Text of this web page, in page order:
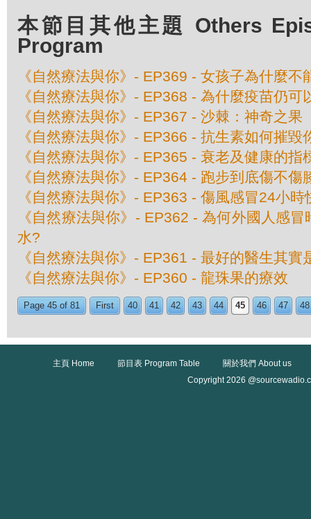
本節目其他主題 Others
Program
《自然療法與你》- EP369 - 女孩子為什麼不
《自然療法與你》- EP368 - 為什麼疫苗仍可
《自然療法與你》- EP367 - 沙棘：神奇之果
《自然療法與你》- EP366 - 抗生素如何摧毀
《自然療法與你》- EP365 - 衰老及健康的指
《自然療法與你》- EP364 - 跑步到底傷不傷
《自然療法與你》- EP363 - 傷風感冒24小時
《自然療法與你》- EP362 - 為何外國人感
水?
《自然療法與你》- EP361 - 最好的醫生其實
《自然療法與你》- EP360 - 龍珠果的療效
Page 45 of 81 First 40 41 42 43 44 45 46 47 48
主頁 Home 節目表 Program Table
關於我們 About us
Copyright 2026